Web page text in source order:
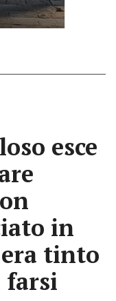
esce
in
tinto
farsi